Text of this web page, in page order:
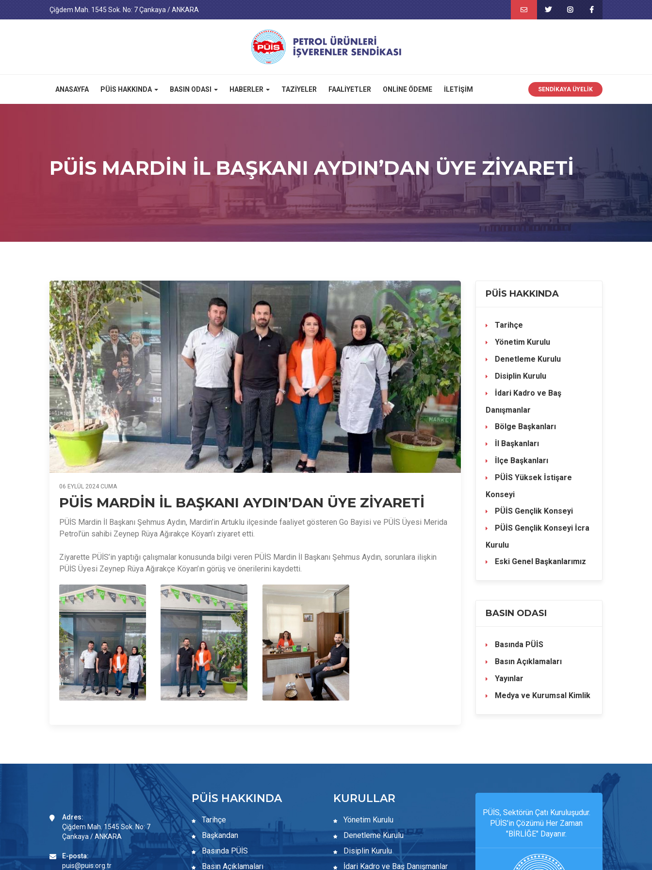
Çiğdem Mah. 1545 Sok. No: 7 Çankaya / ANKARA
ANASAYFA PÜİS HAKKINDA BASIN ODASI HABERLER TAZIYELER FAALIYETLER ONLINE ÖDEME İLETIŞIM SENDIKAYA ÜYELIK
PÜİS MARDİN İL BAŞKANI AYDIN’DAN ÜYE ZİYARETİ
06 EYLÜL 2024 CUMA
PÜİS MARDİN İL BAŞKANI AYDIN’DAN ÜYE ZİYARETİ
PÜİS Mardin İl Başkanı Şehmus Aydın, Mardin’in Artuklu ilçesinde faaliyet gösteren Go Bayisi ve PÜİS Üyesi Merida
Petrol’ün sahibi Zeynep Rüya Ağırakçe Köyan’ı ziyaret etti.
Ziyarette PÜİS’in yaptığı çalışmalar konusunda bilgi veren PÜİS Mardin İl Başkanı Şehmus Aydın, sorunlara ilişkin
PÜİS Üyesi Zeynep Rüya Ağırakçe Köyan’ın görüş ve önerilerini kaydetti.
PÜİS HAKKINDA
Tarihçe
Yönetim Kurulu
Denetleme Kurulu
Disiplin Kurulu
İdari Kadro ve Baş
Danışmanlar
Bölge Başkanları
İl Başkanları
İlçe Başkanları
PÜİS Yüksek İstişare
Konseyi
PÜİS Gençlik Konseyi
PÜİS Gençlik Konseyi İcra
Kurulu
Eski Genel Başkanlarımız
BASIN ODASI
Basında PÜİS
Basın Açıklamaları
Yayınlar
Medya ve Kurumsal Kimlik
Adres:
Çiğdem Mah. 1545 Sok. No: 7
Çankaya / ANKARA
E-posta:
puis@puis.org.tr
PÜİS HAKKINDA
Tarihçe
Başkandan
Basında PÜİS
Basın Açıklamaları
KURULLAR
Yönetim Kurulu
Denetleme Kurulu
Disiplin Kurulu
İdari Kadro ve Baş Danışmanlar
PÜİS, Sektörün Çatı Kuruluşudur.
PÜİS'in Çözümü Her Zaman
"BİRLİĞE" Dayanır.